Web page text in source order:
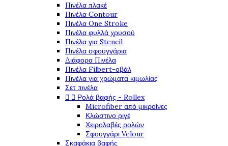
Πινέλα πλακέ
Πινέλα Contour
Πινέλα One Stroke
Πινέλα φυλλά χρυσού
Πινέλα για Stencil
Πινέλα σφουγγάρια
Διάφορα Πινέλα
Πινέλα Filbert-οβάλ
Πινέλα για χρώματα κιμωλίας
Σετ πινέλα
  Ρολά βαφής - Rollex
Microfiber από μικροίνες
Κλώστινο ριγέ
Χειρολαβές ρολών
Σφουγγάρι Velour
Σκαφάκια βαφής